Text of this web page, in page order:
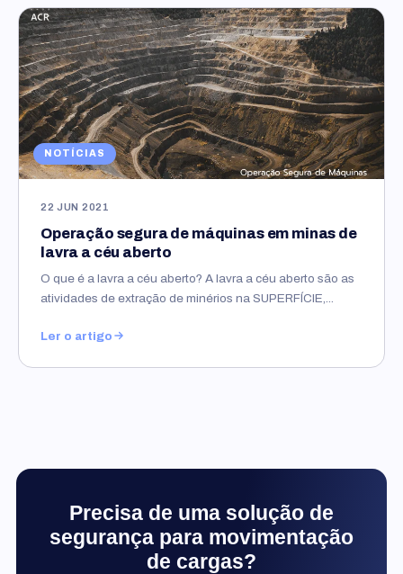
NOTÍCIAS
22 JUN 2021
Operação segura de máquinas em minas de
lavra a céu aberto
O que é a lavra a céu aberto? A lavra a céu aberto são as
atividades de extração de minérios na SUPERFÍCIE,...
Ler o artigo
Precisa de uma solução de
segurança para movimentação
de cargas?